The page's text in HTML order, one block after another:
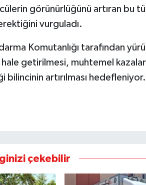
görünürlüğünü artıran bu
vurguladı.
Komutanlığı tarafından
getirilmesi, muhtemel
bilincinin artırılması hedefleniyor.
çekebilir